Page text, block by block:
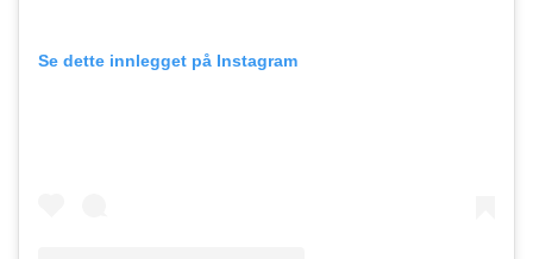
Se dette innlegget på Instagram